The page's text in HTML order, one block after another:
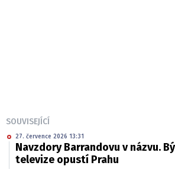
SOUVISEJÍCÍ
27. července 2026 13:31
Navzdory Barrandovu v názvu.
televize opustí Prahu